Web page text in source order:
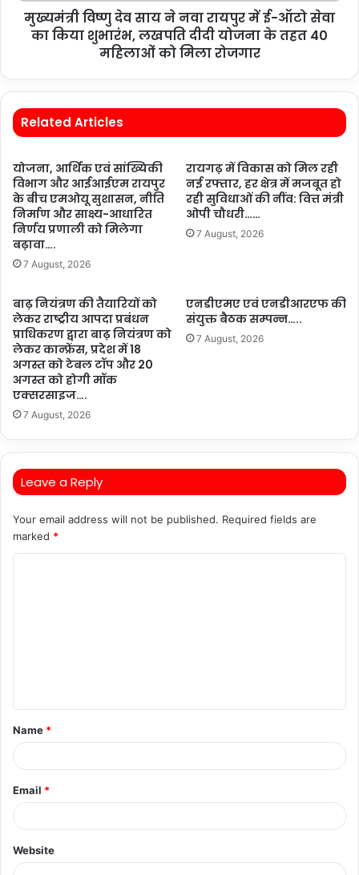
मुख्यमंत्री विष्णु देव साय ने नवा रायपुर में ई-ऑटो सेवा
का किया शुभारंभ, लखपति दीदी योजना के तहत 40
महिलाओं को मिला रोजगार
Related Articles
योजना, आर्थिक एवं सांख्यिकी
विभाग और आईआईएम रायपुर
के बीच एमओयू सुशासन, नीति
निर्माण और साक्ष्य-आधारित
निर्णय प्रणाली को मिलेगा
बढ़ावा….
7 August, 2026
रायगढ़ में विकास को मिल रही
नई रफ्तार, हर क्षेत्र में मजबूत हो
रही सुविधाओं की नींव: वित्त मंत्री
ओपी चौधरी……
7 August, 2026
बाढ़ नियंत्रण की तैयारियों को
लेकर राष्ट्रीय आपदा प्रबंधन
प्राधिकरण द्वारा बाढ़ नियंत्रण को
लेकर कान्फ्रेंस, प्रदेश में 18
अगस्त को टेबल टॉप और 20
अगस्त को होगी मॉक
एक्सरसाइज….
7 August, 2026
एनडीएमए एवं एनडीआरएफ की
संयुक्त बैठक सम्पन्न…..
7 August, 2026
Leave a Reply
Your email address will not be published. Required fields are
marked *
t
*
Name *
Email *
Website